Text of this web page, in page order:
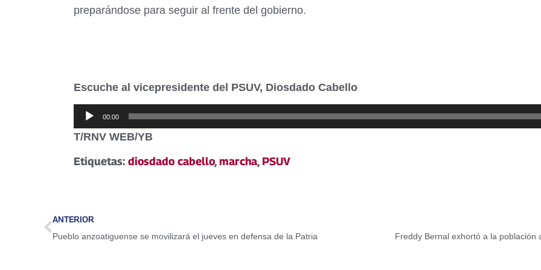
preparándose para seguir al frente del gobierno.
Escuche al vicepresidente del PSUV, Diosdado Cabello
Reproductor
de
00:00
T/RNV WEB/YB
Etiquetas: diosdado cabello,marcha, PSUV
ANTERIOR
Pueblo anzoatiguense se movilizará el jueves en defensa de la Patria Freddy Bernal exhortó a la